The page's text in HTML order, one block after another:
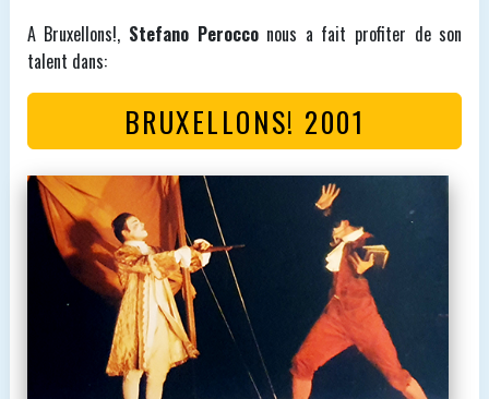
A Bruxellons!, Stefano Perocconous a fait profiter de son
talent dans:
BRUXELLONS! 2001